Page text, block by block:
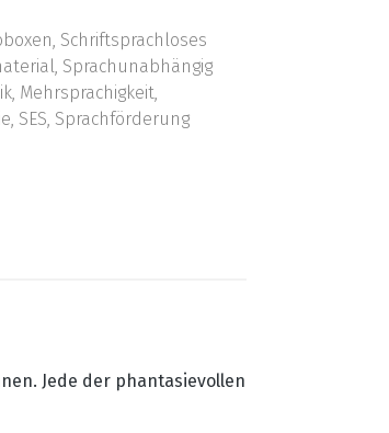
Schriftsprachloses
Sprachunabhängig
Mehrsprachigkeit,
SES, Sprachförderung
Jede der phantasievollen